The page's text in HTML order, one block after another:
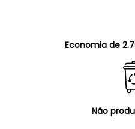
Economia de
Não